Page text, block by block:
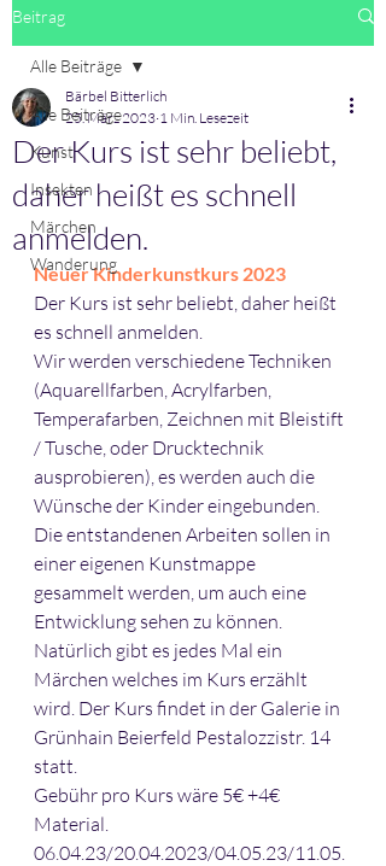
Beitrag
Alle Beiträge
Kunst
Insekten
Märchen
Wanderung
Alle Beiträge
Der Kurs ist sehr beliebt,
daher heißt es schnell
anmelden.
Bärbel Bitterlich
25. März 2023 1 Min. Lesezeit
Neuer Kinderkunstkurs 2023
Der Kurs ist sehr beliebt, daher heißt
es schnell anmelden.
Wir werden verschiedene Techniken
(Aquarellfarben, Acrylfarben,
Temperafarben, Zeichnen mit Bleistift
/ Tusche, oder Drucktechnik
ausprobieren), es werden auch die
Wünsche der Kinder eingebunden.
Die entstandenen Arbeiten sollen in
einer eigenen Kunstmappe
gesammelt werden, um auch eine
Entwicklung sehen zu können.
Natürlich gibt es jedes Mal ein
Märchen welches im Kurs erzählt
wird. Der Kurs findet in der Galerie in
Grünhain Beierfeld Pestalozzistr. 14
statt.
Gebühr pro Kurs wäre 5€ +4€
Material.
06.04.23/20.04.2023/04.05.23/11.05.